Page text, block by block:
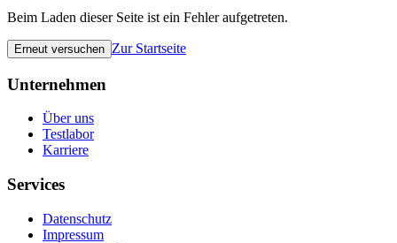
Beim Laden dieser Seite ist ein Fehler aufgetreten.
Erneut versuchen Zur Startseite
Unternehmen
Über uns
Testlabor
Karriere
Services
Datenschutz
Impressum